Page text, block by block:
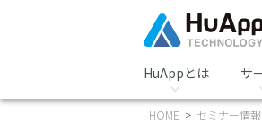
HuAppとは サ
HOME セミナー情報